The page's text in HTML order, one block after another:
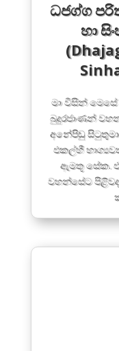
ධජග්ග
හා
මා විසින්
බුදුරජාණන්
අනේපිඬු
එකල්හී
ඇමතූ සේක.
වහන්සේට